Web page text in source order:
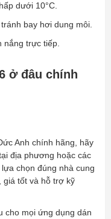
dưới 10°C.
bay hơi dung môi.
nắng trực tiếp.
ở đâu chính
Anh chính hãng, hãy
địa phương hoặc các
chọn đúng nhà cung
giá tốt và hỗ trợ kỹ
cho mọi ứng dụng dán